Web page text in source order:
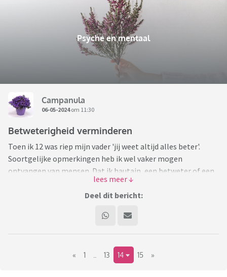
Psyche en mentaal
Campanula
06-05-2024om 11:30
Betweterigheid verminderen
Toen ik 12 was riep mijn vader 'jij weet altijd alles beter'.
Soortgelijke opmerkingen heb ik wel vaker mogen
ontvangen van mensen. Dat ik hautain, een betweter of een
snob ben. Het zal dus wel kloppen. Voor mijn gevoel zet ik
enkel mijn gedachten uiteen en ben ik niet intentioneel
Nu kan ik die feedback afdoen met 'frustraties, projectie,
matige argumenten of alles wat je zegt, ben je zelf', maar
dan ik ben ik weer die betweter. En ik ben nu eenmaal dol op
Deel dit bericht:
« 1 13 14 15 »